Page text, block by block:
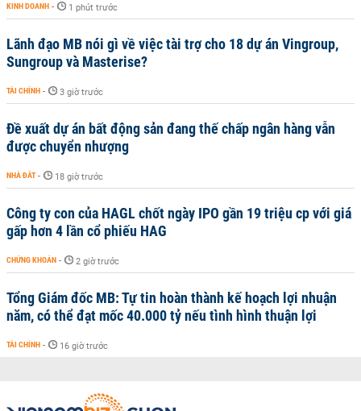
KINH DOANH - 1 phút trước
Lãnh đạo MB nói gì về việc tài trợ cho 18 dự án Vingroup,
Sungroup và Masterise?
TÀI CHÍNH - 3 giờ trước
Đề xuất dự án bất động sản đang thế chấp ngân hàng vẫn
được chuyển nhượng
NHÀ ĐẤT - 18 giờ trước
Công ty con của HAGL chốt ngày IPO gần 19 triệu cp với giá
gấp hơn 4 lần cổ phiếu HAG
CHỨNG KHOÁN - 2 giờ trước
Tổng Giám đốc MB: Tự tin hoàn thành kế hoạch lợi nhuận
năm, có thể đạt mốc 40.000 tỷ nếu tình hình thuận lợi
TÀI CHÍNH - 16 giờ trước